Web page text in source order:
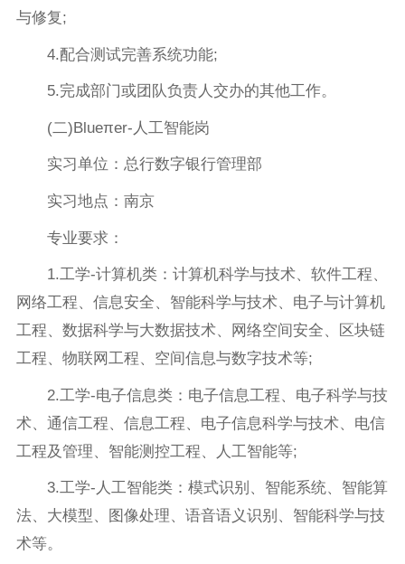
与修复;
4.配合测试完善系统功能;
5.完成部门或团队负责人交办的其他工作。
(二)Blueπer-人工智能岗
实习单位：总行数字银行管理部
实习地点：南京
专业要求：
1.工学-计算机类：计算机科学与技术、软件工程、
网络工程、信息安全、智能科学与技术、电子与计算机
工程、数据科学与大数据技术、网络空间安全、区块链
工程、物联网工程、空间信息与数字技术等;
2.工学-电子信息类：电子信息工程、电子科学与技
术、通信工程、信息工程、电子信息科学与技术、电信
工程及管理、智能测控工程、人工智能等;
3.工学-人工智能类：模式识别、智能系统、智能算
法、大模型、图像处理、语音语义识别、智能科学与技
术等。